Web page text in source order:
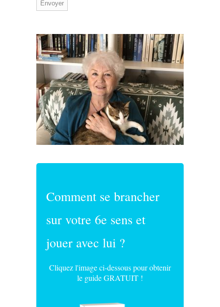
Comment se brancher
sur votre 6e sens et
jouer avec lui ?
Cliquez l'image ci-dessous pour obtenir
le guide GRATUIT !